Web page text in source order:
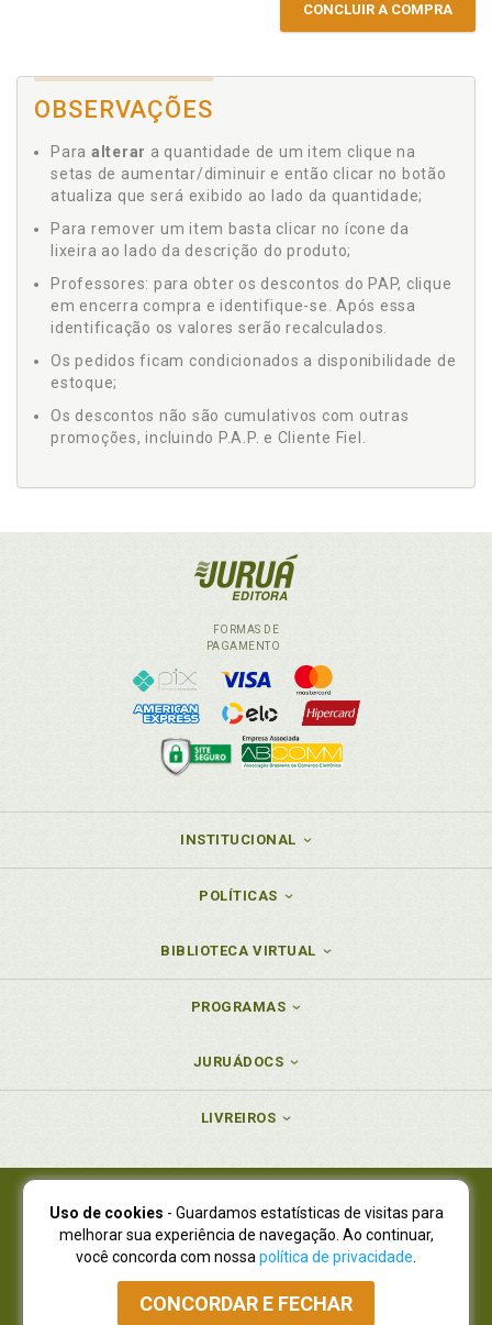
CONCLUIR A COMPRA
OBSERVAÇÕES
Para alterar a quantidade de um item clique na
setas de aumentar/diminuir e então clicar no botão
atualiza que será exibido ao lado da quantidade;
Para remover um item basta clicar no ícone da
lixeira ao lado da descrição do produto;
Professores: para obter os descontos do PAP, clique
em encerra compra e identifique-se. Após essa
identificação os valores serão recalculados.
Os pedidos ficam condicionados a disponibilidade de
estoque;
Os descontos não são cumulativos com outras
promoções, incluindo P.A.P. e Cliente Fiel.
FORMAS DE
PAGAMENTO
INSTITUCIONAL
POLÍTICAS
BIBLIOTECA VIRTUAL
PROGRAMAS
JURUÁDOCS
LIVREIROS
Juruá Editora Ltda., CNPJ 77.535.508/0001-19
Juruá Informática Ltda., CNPJ 01.701.561/0001-80
NOVO ENDEREÇO:R. Flávio Dallegrave, 7665, São Lourenço |
Curitiba - Paraná - CEP 82210-310
Atendimento: (41) 4009-3900|Vendas Atacado: (41) 4009-3939
Uso de cookies - Guardamos estatísticas de visitas para
melhorar sua experiência de navegação. Ao continuar,
você concorda com nossa política de privacidade
CONCORDAR E FECHAR